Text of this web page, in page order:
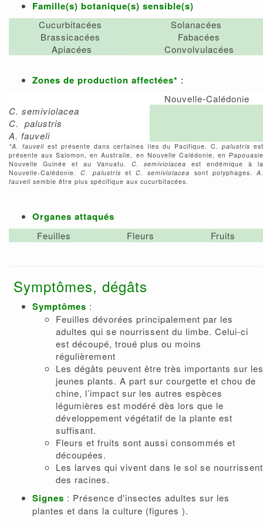
Famille(s) botanique(s) sensible(s)
Cucurbitacées
Solanacées
Brassicacées
Fabacées
Apiacées
Convolvulacées
Zones de production affectées* :
Nouvelle-Calédonie
C. semiviolacea
C. palustris
A. fauveli
*A. fauveli est présente dans certaines îles du Pacifique. C. palustris est
présente aux Salomon, en Australie, en Nouvelle Calédonie, en Papouasie
Nouvelle Guinée et au Vanuatu. C.semiviolaceaest endémique à
Nouvelle-Calédonie.C. palustris et C.semiviolacea sont polyphages. A.
fauveli semble être plus spécifique aux cucurbitacées.
Organes attaqués
Feuilles Fleurs Fruits
Symptômes, dégâts
Symptômes :
Feuilles dévorées principalement par les
adultes qui se nourrissent du limbe. Celui-ci
est découpé, troué plus ou moins
régulièrement
Les dégâts peuvent être très importants sur les
jeunes plants. A part sur courgette et chou de
chine, l’impact sur les autres espèces
légumières est modéré dès lors que le
développement végétatif de la plante est
suffisant.
Fleurs et fruits sont aussi consommés et
découpées.
Les larves qui vivent dans le sol se nourrissent
des racines.
Signes : Présence d'insectes adultes sur les
plantes et dans la culture (figures ).